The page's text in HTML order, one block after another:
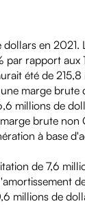
dollars en
par rapport aux
été de
marge brute
millions de
brute non
à base
de 7,6
millions de